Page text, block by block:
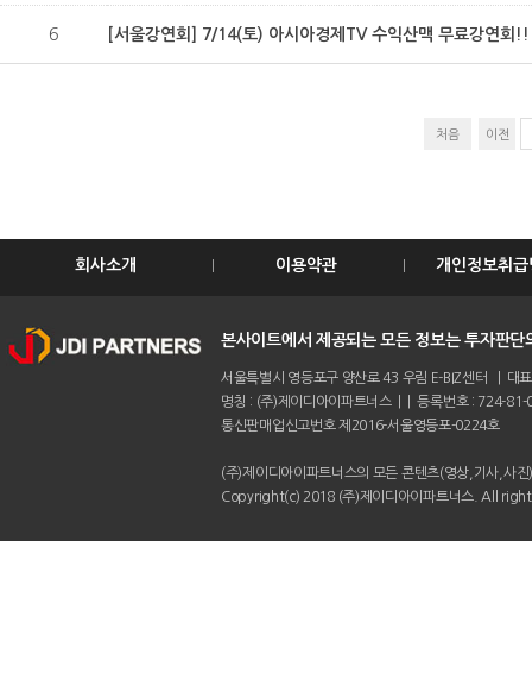
6 [서울강연회] 7/14(토) 아시아경제TV 수익산맥 무료강연회!!
처음 이전
회사소개 이용약관 개인정보취급
본사이트에서 제공되는 모든 정보는 투자판
서울특별시 영등포구 양산로 43 우림 E-BIZ센터 |
명칭 : (주)제이디아이파트너스 | | 등록번호 : 724-
통신판매업신고번호 제2016-서울영등포-0224호
(주)제이디아이파트너스의 모든 콘텐츠(영상,기사,사
Copyright(c) 2018 (주)제이디아이파트너스. All